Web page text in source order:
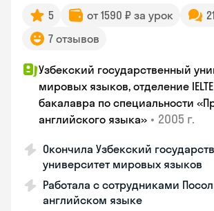
5 от 1590 ₽ за урок
7 отзывов
Узбекский государственный
мировых языков, отделение
бакалавра по специальности
английского языка» • 2005 г.
Окончила Узбекский
университет мировых языков
Работала с сотрудниками
английском языке